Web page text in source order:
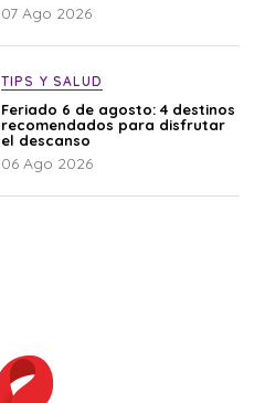
07 Ago 2026
TIPS Y SALUD
Feriado 6 de agosto: 4 destinos
recomendados para disfrutar
el descanso
06 Ago 2026